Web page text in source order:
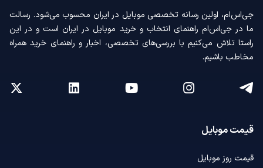
جی‌اس‌ام، اولین رسانه‌ تخصصی موبایل در ایران محسوب می‌شود. رسالت
ما در جی‌اس‌ام راهنمای انتخاب و خرید موبایل در ایران است و در این
راستا تلاش می‌کنیم با بررسی‌های تخصصی، اخبار و راهنمای خرید همراه
مخاطب باشیم.
قیمت موبایل
قیمت روز موبایل